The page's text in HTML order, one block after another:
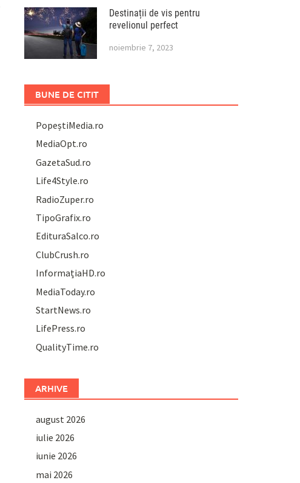
Destinații de vis pentru
revelionul perfect
noiembrie 7, 2023
BUNE DE CITIT
PopeștiMedia.ro
MediaOpt.ro
GazetaSud.ro
Life4Style.ro
RadioZuper.ro
TipoGrafix.ro
EdituraSalco.ro
ClubCrush.ro
InformațiaHD.ro
MediaToday.ro
StartNews.ro
LifePress.ro
QualityTime.ro
ARHIVE
august 2026
iulie 2026
iunie 2026
mai 2026